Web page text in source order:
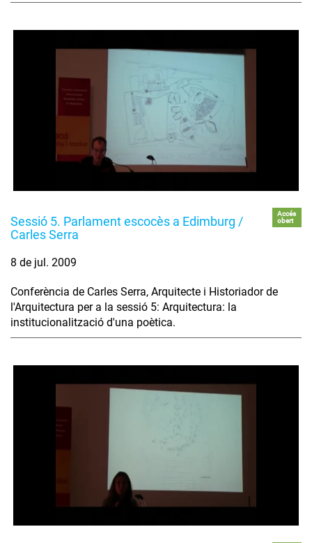
Sessió 5. Parlament escocès a Edimburg /
Carles Serra
Accés
obert
8 de jul. 2009
Conferència de Carles Serra, Arquitecte i Historiador de
l'Arquitectura per a la sessió 5: Arquitectura: la
institucionalització d'una poètica.